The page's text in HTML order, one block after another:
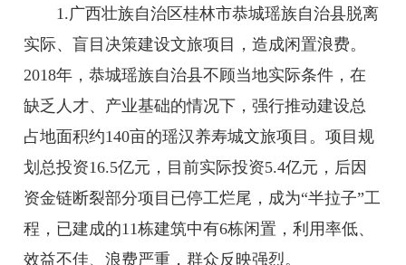
1.广西壮族自治区桂林市恭城瑶族自治县脱离
实际、盲目决策建设文旅项目，造成闲置浪费。
2018年，恭城瑶族自治县不顾当地实际条件，在
缺乏人才、产业基础的情况下，强行推动建设总
占地面积约140亩的瑶汉养寿城文旅项目。项目规
划总投资16.5亿元，目前实际投资5.4亿元，后因
资金链断裂部分项目已停工烂尾，成为“半拉子”工
程，已建成的11栋建筑中有6栋闲置，利用率低、
效益不佳、浪费严重，群众反映强烈。